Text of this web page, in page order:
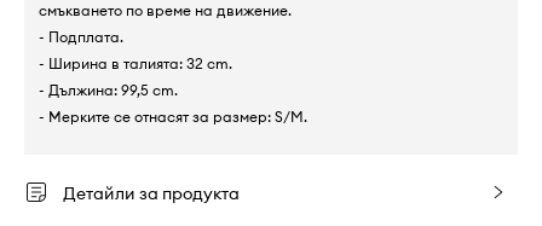
смъкването по време на движение.
- Подплата.
- Ширина в талията: 32 cm.
- Дължина: 99,5 cm.
- Мерките се отнасят за размер: S/M.
Детайли за продукта